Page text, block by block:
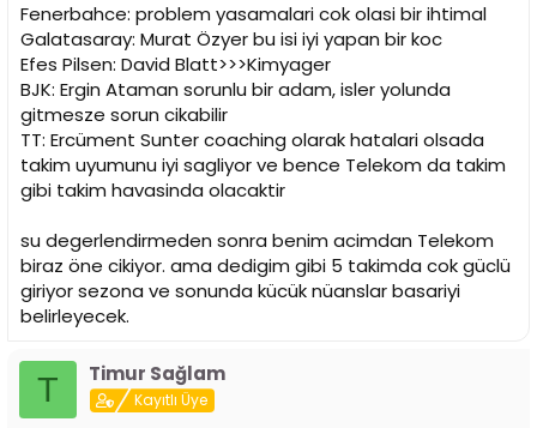
Fenerbahce: problem yasamalari cok olasi bir ihtimal
Galatasaray: Murat Özyer bu isi iyi yapan bir koc
Efes Pilsen: David Blatt>>>Kimyager
BJK: Ergin Ataman sorunlu bir adam, isler yolunda
gitmesze sorun cikabilir
TT: Ercüment Sunter coaching olarak hatalari olsada
takim uyumunu iyi sagliyor ve bence Telekom da takim
gibi takim havasinda olacaktir
su degerlendirmeden sonra benim acimdan Telekom
biraz öne cikiyor. ama dedigim gibi 5 takimda cok güclü
giriyor sezona ve sonunda kücük nüanslar basariyi
belirleyecek.
T Timur Sağlam
Kayıtlı Üye